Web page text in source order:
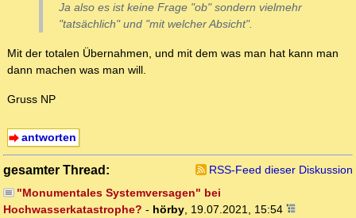
Ja also es ist keine Frage "ob" sondern vielmehr
"tatsächlich" und "mit welcher Absicht".
Mit der totalen Übernahmen, und mit dem was man hat kann man
dann machen was man will.
Gruss NP
antworten
gesamter Thread:
RSS-Feed dieser Diskussion
"Monumentales Systemversagen" bei
Hochwasserkatastrophe? - hörby, 19.07.2021, 15:54